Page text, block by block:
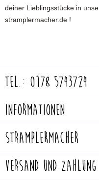
deiner Lieblingsstücke in
stramplermacher.de !
Tel.: 0178 5743724
Informationen
Stramplermacher
Versand und Zahlung